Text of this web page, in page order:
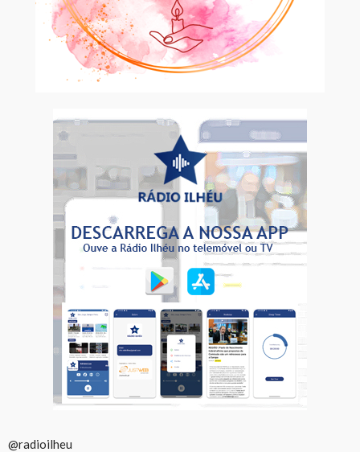
@radioilheu